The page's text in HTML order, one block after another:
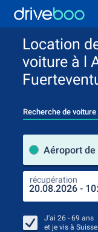
Location
voiture à l
Recherche de
récupération
J'ai 26 - 69 ans
et je vis à Suisse